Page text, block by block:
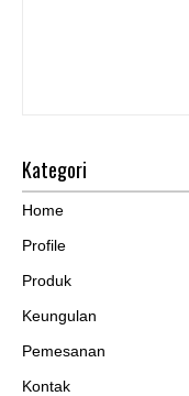
Kategori
Home
Profile
Produk
Keungulan
Pemesanan
Kontak